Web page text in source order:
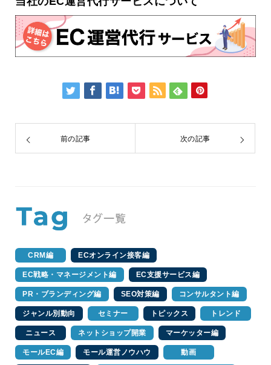
前の記事 次の記事
CRM編 ECオンライン接客編
EC戦略・マネージメント編 EC支援サービス編
PR・ブランディング編 SEO対策編 コンサルタント編
ジャンル別動向 セミナー トピックス トレンド
ニュース ネットショップ開業 マーケッター編
モールEC編 モール運営ノウハウ 動画